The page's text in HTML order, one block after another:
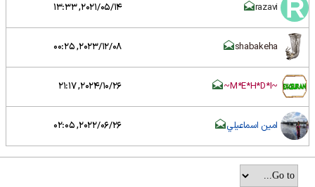
razavi
2021/05/14, 13:33
shabakeha
2023/12/08, 00:25
~M*E*H*D*I~
2024/10/26, 21:17
امين اسماعيلي 2022/06/26, 02:05